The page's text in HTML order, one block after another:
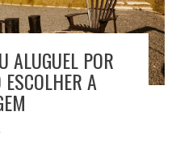
ALUGUEL POR
A